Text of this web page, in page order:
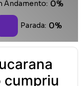
Andamento: 0%
Parada: 0%
cumpriu